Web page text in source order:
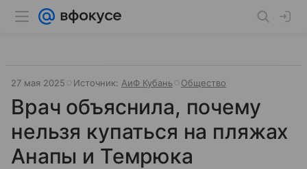
27 мая 2025 Источник: АиФ Кубань Общество
Врач объяснила, почему
нельзя купаться на пляжах
Анапы и Темрюка